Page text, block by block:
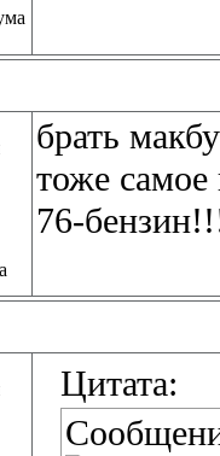
брать
тоже самое
76-
Цитата: